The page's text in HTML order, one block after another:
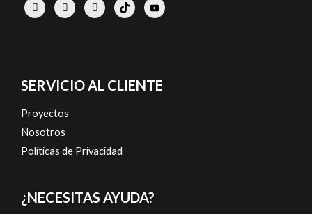
SERVICIO AL CLIENTE
Proyectos
Nosotros
Políticas de Privacidad
¿NECESITAS AYUDA?